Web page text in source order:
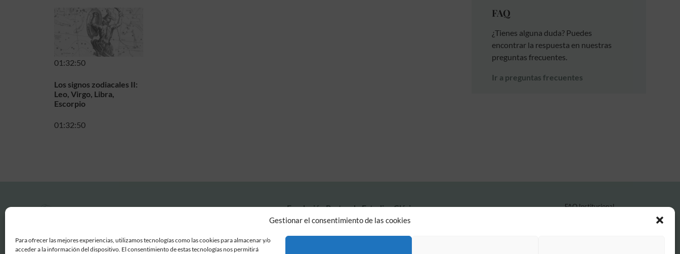
Gestionar el consentimiento de las cookies
Para ofrecer las mejores experiencias, utilizamos tecnologías como las cookies para almacenar y/o
acceder a la información del dispositivo. El consentimiento de estas tecnologías nos permitirá
01:32:50
Los signos zodiacales II:
Leo, Virgo, Libra,
Escorpio
01:32:50
FAQ
¿Tienes alguna duda? Puedes
encontrar la respuesta en nuestras
preguntas frecuentes.
Ir a preguntas frecuentes
Fundación Pastor de Estudios Clásicos
Calle Serrano, 107. Madrid, 28006.
FAQ Institucional